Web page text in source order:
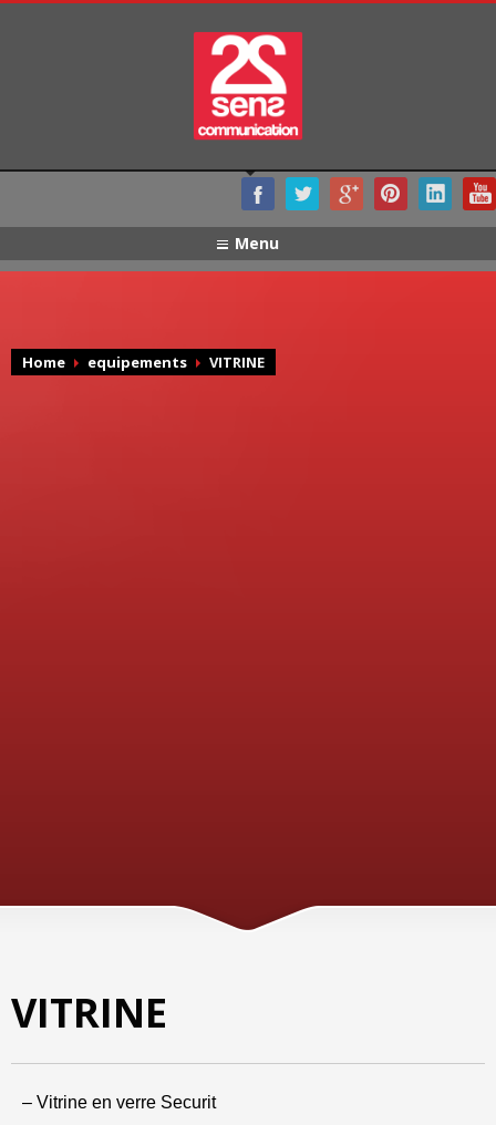
Menu
Home equipements VITRINE
VITRINE
– Vitrine en verre Securit